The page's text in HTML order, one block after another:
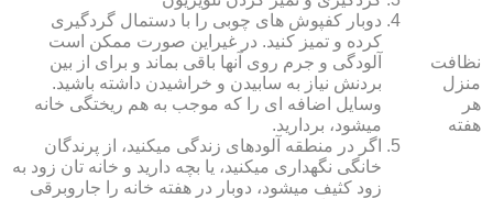
نظافت
منزل
هر
هفته
دوبار کفپوش‏ های چوبی را با دستمال گردگیری
کرده و تمیز کنید. در غیراین صورت ممکن است
آلودگی و جرم روی آنها باقی بماند و برای از بین
بردنش نیاز به سابیدن و خراشیدن داشته باشید.
وسایل اضافه ای را که موجب به هم ریختگی خانه
می‏شود، بردارید.
اگر در منطقه آلوده‏ای زندگی می‏کنید، از پرندگان
خانگی نگهداری می‏کنید، یا بچه دارید و خانه‏ تان زود به
زود کثیف می‏شود، دوبار در هفته خانه را جاروبرقی